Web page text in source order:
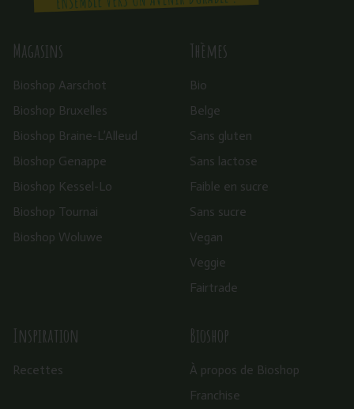
Magasins
Bioshop Aarschot
Bioshop Bruxelles
Bioshop Braine-L’Alleud
Bioshop Genappe
Bioshop Kessel-Lo
Bioshop Tournai
Bioshop Woluwe
Thèmes
Bio
Belge
Sans gluten
Sans lactose
Faible en sucre
Sans sucre
Vegan
Veggie
Fairtrade
Inspiration
Recettes
Bioshop
À propos de Bioshop
Franchise